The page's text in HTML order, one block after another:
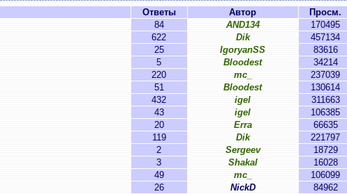
Ответы Автор Просм.
84 AND134 170495
622 Dik 457134
25 IgoryanSS 83616
5 Bloodest 34214
220 mc_ 237039
51 Bloodest 130614
432 igel 311663
43 igel 106385
20 Erra 66635
119 Dik 221797
2 Sergeev 18729
3 Shakal 16028
49 mc_ 106099
26 NickD 84962